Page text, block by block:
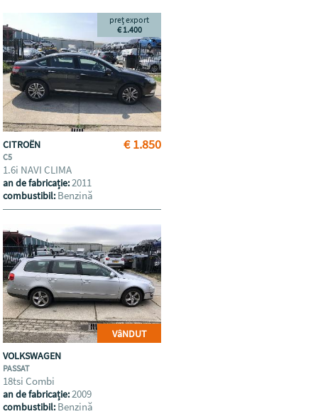
€ 1.850
preț export
€ 1.400
CITROËN
C5
1.6i NAVI CLIMA
an de fabricație:2011
combustibil: Benzină
VâNDUT
VOLKSWAGEN
PASSAT
18tsi Combi
an de fabricație:2009
combustibil: Benzină